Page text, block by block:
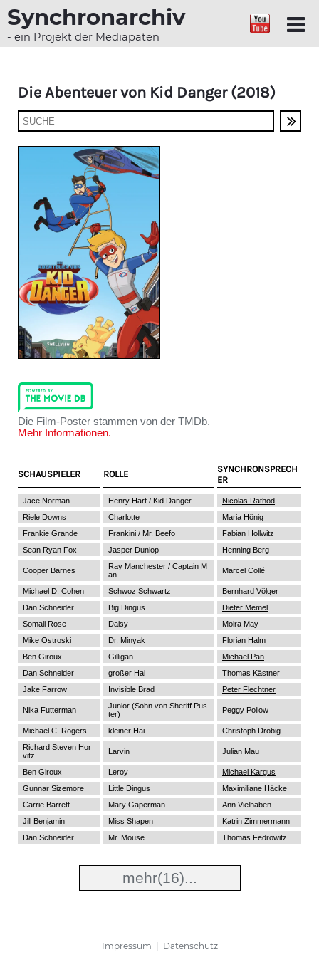
Synchronarchiv
- ein Projekt der Mediapaten
Die Abenteuer von Kid Danger (2018)
Die Film-Poster stammen von der TMDb.
Mehr Informationen.
SCHAUSPIELER ROLLE
SYNCHRONSPRECH
ER
Jace Norman Henry Hart / Kid Danger
Nicolas Rathod
Riele Downs
Charlotte
Maria Hönig
Frankie Grande
Frankini / Mr. Beefo
Fabian Hollwitz
Sean Ryan Fox
Jasper Dunlop Henning Berg
Cooper Barnes
Ray Manchester / Captain M
an
Marcel Collé
Michael D. Cohen Schwoz Schwartz
Bernhard Völger
Dan Schneider
Big Dingus
Dieter Memel
Somali Rose
Daisy
Moira May
Mike Ostroski
Dr. Minyak
Florian Halm
Ben Giroux
Gilligan
Michael Pan
Dan Schneider
großer Hai
Thomas Kästner
Jake Farrow
Invisible Brad Peter Flechtner
Nika Futterman
Junior (Sohn von Sheriff Pus
ter)
Peggy Pollow
Michael C. Rogers kleiner Hai
Christoph Drobig
Richard Steven Hor
vitz
Larvin Julian Mau
Ben Giroux Leroy
Michael Kargus
Gunnar Sizemore
Little Dingus
Maximiliane Häcke
Carrie Barrett
Mary Gaperman
Ann Vielhaben
Jill Benjamin
Miss Shapen
Katrin Zimmermann
Dan Schneider
Mr. Mouse Thomas Fedrowitz
mehr(16)...
Impressum Datenschutz